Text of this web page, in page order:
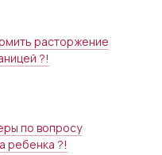
расторжение
?!
по вопросу
ребенка ?!